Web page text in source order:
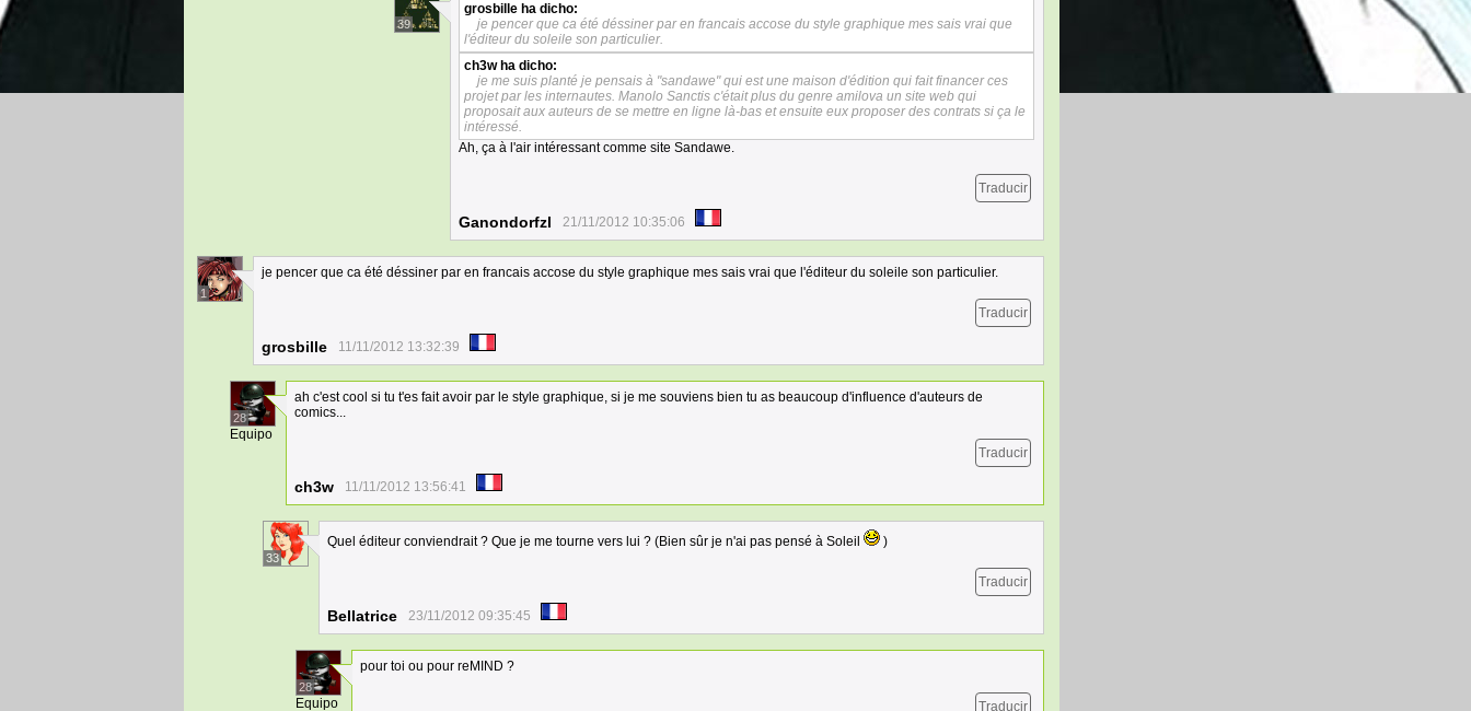
39
grosbille ha dicho:
je pencer que ca été déssiner par en francais accose du style graphique mes sais vrai que
l'éditeur du soleile son particulier.
ch3wha dicho:
je me suis planté je pensais à "sandawe" qui est une maison d'édition qui fait financer ces
projet par les internautes. Manolo Sanctis c'était plus du genre amilova un site web qui
proposait aux auteurs de se mettre en ligne là-bas et ensuite eux proposer des contrats si ça le
intéressé.
Ah, ça à l'air intéressant comme site Sandawe.
Traducir
Ganondorfzl 21/11/2012 10:35:06
1
je pencer que ca été déssiner par en francais accose du style graphique mes sais vrai que l'éditeur du soleile son particulier.
Traducir
grosbille 11/11/2012 13:32:39
28
Equipo
ah c'est cool si tu t'es fait avoir par le style graphique, si je me souviens bien tu as beaucoup d'influence d'auteurs de
comics...
Traducir
ch3w 11/11/2012 13:56:41
33
Quel éditeur conviendrait ? Que je me tourne vers lui ? (Bien sûr je n'ai pas pensé à Soleil )
Traducir
Bellatrice 23/11/2012 09:35:45
28
Equipo
pour toi ou pour reMIND ?
Traducir